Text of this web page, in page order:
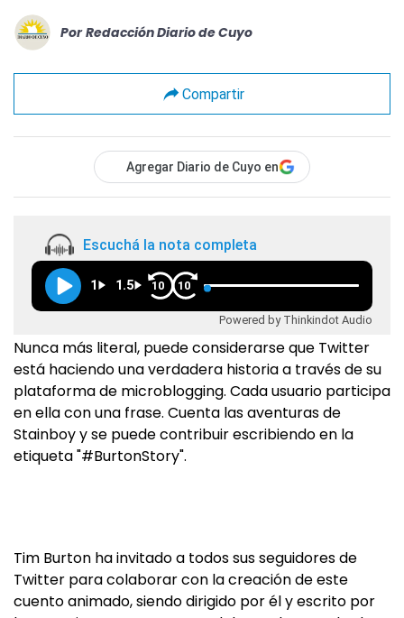
Por Redacción Diario de Cuyo
Compartir
Agregar Diario de Cuyo en
Escuchá la nota completa
1 1.5 10 10
Powered by Thinkindot Audio
Nunca más literal, puede considerarse que Twitter
está haciendo una verdadera historia a través de su
plataforma de microblogging. Cada usuario participa
en ella con una frase. Cuenta las aventuras de
Stainboy y se puede contribuir escribiendo en la
etiqueta "#BurtonStory".
Tim Burton ha invitado a todos sus seguidores de
Twitter para colaborar con la creación de este
cuento animado, siendo dirigido por él y escrito por